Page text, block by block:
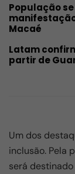
População
Macaé
Latam
partir de
Um dos
inclusão. Pela
será